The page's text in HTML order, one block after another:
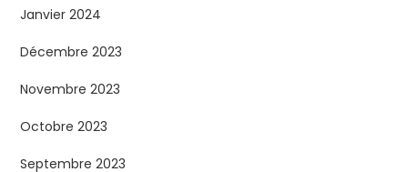
Janvier 2024
Décembre 2023
Novembre 2023
Octobre 2023
Septembre 2023